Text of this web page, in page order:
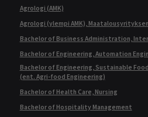
Agrologi (AMK)
Agrologi (ylempi AMK),
Bachelor of Business Administration,
Bachelor of Engineering, Automation
Bachelor of Engineering, Sustainable
(ent. Agri-food Engineering)
Bachelor of Health Care, Nursing
Bachelor of Hospitality Management